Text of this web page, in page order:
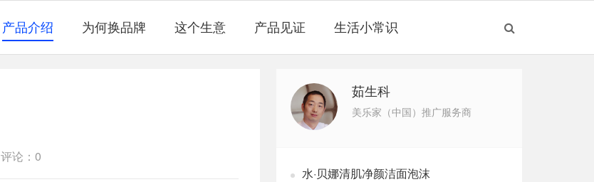
产品介绍 为何换品牌 这个生意 产品见证 生活小常识
评论：0
茹生科
美乐家（中国）推广服务商
水·贝娜清肌净颜洁面泡沫